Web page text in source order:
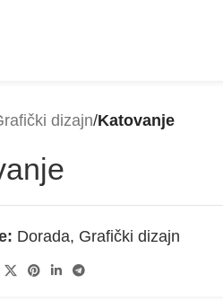
dizajn/Katovanje
Dorada, Grafički dizajn